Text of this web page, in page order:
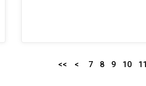
<< < 7 8 9 10 11